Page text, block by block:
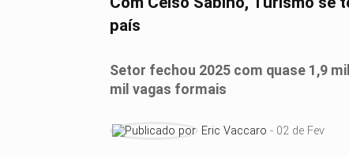
país
Setor fechou 2025 com quase 1,9
mil vagas formais
Eric Vaccaro - 02 de Fev